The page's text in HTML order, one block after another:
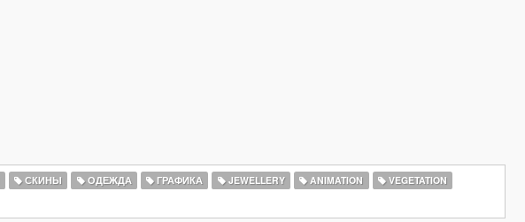
СКИНЫ ОДЕЖДА ГРАФИКА JEWELLERY ANIMATION
VEGETATION